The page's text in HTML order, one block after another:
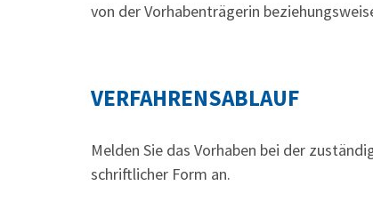
von der Vorhabenträgerin
VERFAHRENSABLAUF
Melden Sie das Vorhaben bei der
schriftlicher Form an.